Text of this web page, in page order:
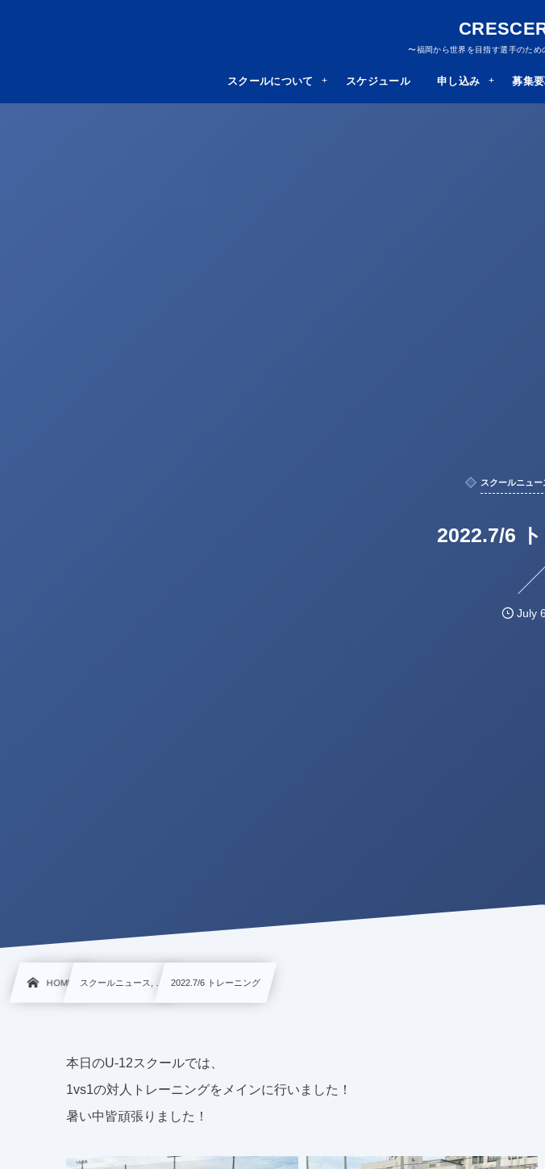
〜福岡から世界を目指す選手のた
スクールについて スケジュール 申し込み 募集
スクールニュー
2022.7/6
July 6
HOME スクールニュース, … 2022.7/6 トレーニング
本日のU-12スクールでは、
1vs1の対人トレーニングをメインに行いました！
暑い中皆頑張りました！